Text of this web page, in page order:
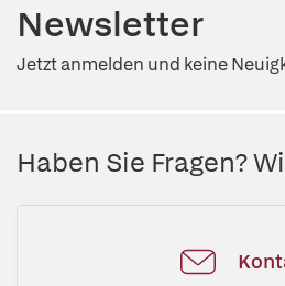
Newsletter
Jetzt anmelden und keine
Haben Sie Fragen?